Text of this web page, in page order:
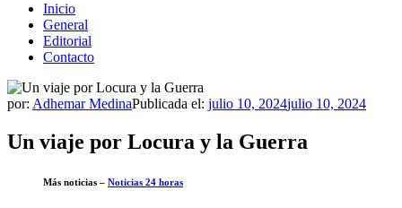
Inicio
General
Editorial
Contacto
por: Adhemar MedinaPublicada el: julio 10, 2024julio 10, 2024
Un viaje por Locura y la Guerra
Más noticias – Noticias 24 horas